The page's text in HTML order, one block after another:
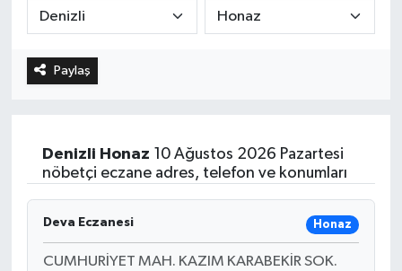
Paylaş
Denizli Honaz 10 Ağustos 2026 Pazartesi
nöbetçi eczane adres, telefon ve konumları
Deva Eczanesi Honaz
CUMHURİYET MAH. KAZIM KARABEKİR SOK.